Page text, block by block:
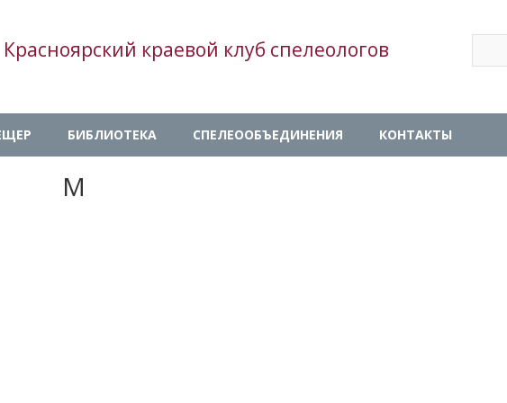
Красноярский краевой клуб спелеологов
БИБЛИОТЕКА СПЕЛЕООБЪЕДИНЕНИЯ КОНТАКТЫ
М